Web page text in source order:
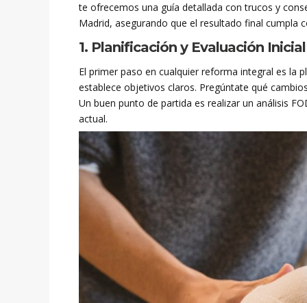
te ofrecemos una guía detallada con trucos y
Madrid, asegurando que el resultado final cumpla
1. Planificación y Evaluación Inicial
El primer paso en cualquier reforma integral es la
establece objetivos claros. Pregúntate qué
Un buen punto de partida es realizar un análisis
actual.